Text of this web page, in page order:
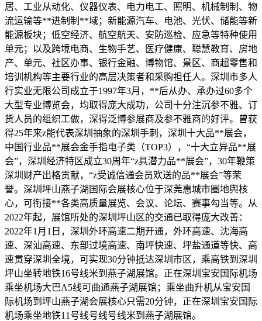
居、工业从动化、仪器仪表、电力电工、照明、机械制制、物
流运输等**进制制**域；新能源汽车、电池、光伏、储能等新
能源板块；低空经济、航空航天、安防巡检、应急等特种使用
单元；以及跨境电商、生物手艺、医疗健康、聪慧教育、房地
产、单元、社区办事、银行金融、博物馆、景区、商超零售和
培训机构等主要行业的高层决策者和采购担任人。深圳市多人
行实业无限公司成立于1997年3月，**后从办、承办过60多个
大型专业博览会，均取得庞大成功，公司十分注沉参不雅、订
货人员的组织工做，深得泛博参展商及参不雅商的好评。曾获
得25年来z能代表深圳抽象的深圳手刺，深圳十大品**展会，
中国行业品**展会金手指电子类（TOP3），“十大立异品**展
会”，深圳经济特区成立30周年“z具潜力品**展会”，30年鞭策
深圳财产出格贡献，“z受诚信通会员欢送的品**展会”等荣
誉。深圳坪山燕子湖国际会展核心位于深莞惠城市圈地舆核
心，可衔接**各类高质量展览、会议、论坛、赛事勾当等。从
2022年起，展馆所处的深圳坪山区的交通已取得庞大改善：
2022年1月1日，深圳外环高速二期开通，外环高速、沈海高
速、深汕高速、东部过境高速、南坪快速、坪盐通道等快、高
速贯穿深圳全境，可实现30分钟抵达深圳市区，乘高铁到深圳
坪山坐转地铁16号线米到燕子湖展馆。正在深圳宝安国际机场
乘坐机场大巴A5线可曲通燕子湖展馆；乘坐曲升机从宝安国
际机场到坪山燕子湖会展核心只需20分钟，正在深圳宝安国际
机场乘坐地铁11号线号线号线米到燕子湖展馆。